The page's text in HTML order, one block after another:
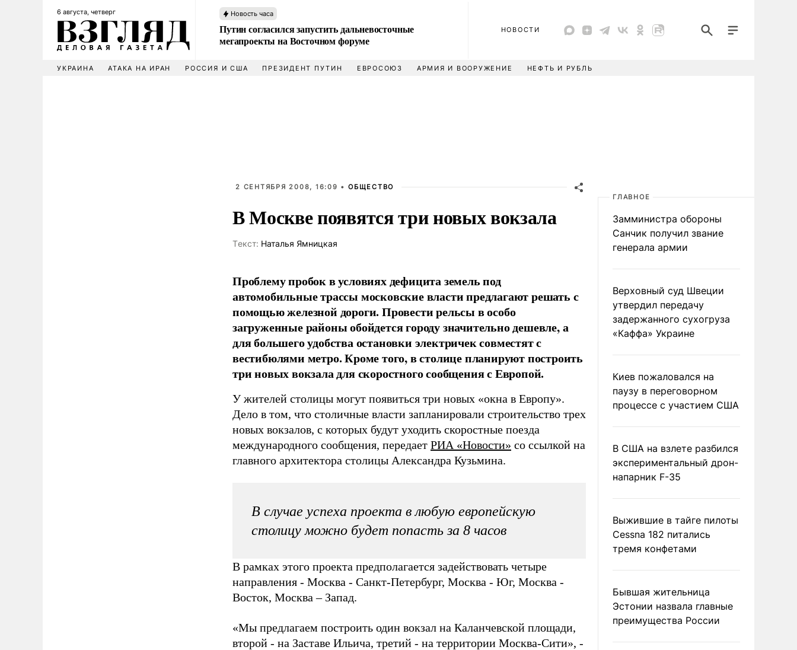
6 августа, четверг Новость часа
Путин согласился запустить дальневосточные
мегапроекты на Восточном форуме
НОВОСТИ
УКРАИНА АТАКА НА ИРАН РОССИЯ И США ПРЕЗИДЕНТ ПУТИН ЕВРОСОЮЗ АРМИЯ И ВООРУЖЕНИЕ НЕФТЬ И РУБЛЬ
2 СЕНТЯБРЯ 2008, 16:09 • ОБЩЕСТВО
В Москве появятся три новых вокзала
Tекст: Наталья Ямницкая
Проблему пробок в условиях дефицита земель под
автомобильные трассы московские власти предлагают решать с
помощью железной дороги. Провести рельсы в особо
загруженные районы обойдется городу значительно дешевле, а
для большего удобства остановки электричек совместят с
вестибюлями метро. Кроме того, в столице планируют построить
три новых вокзала для скоростного сообщения с Европой.
У жителей столицы могут появиться три новых «окна в Европу».
Дело в том, что столичные власти запланировали строительство трех
новых вокзалов, с которых будут уходить скоростные поезда
международного сообщения, передает РИА «Новости» со ссылкой на
главного архитектора столицы Александра Кузьмина.
В случае успеха проекта в любую европейскую
столицу можно будет попасть за 8 часов
В рамках этого проекта предполагается задействовать четыре
направления - Москва - Санкт-Петербург, Москва - Юг, Москва -
Восток, Москва – Запад.
«Мы предлагаем построить один вокзал на Каланчевской площади,
второй - на Заставе Ильича, третий - на территории Москва-Сити», -
ГЛАВНОЕ
Замминистра обороны
Санчик получил звание
генерала армии
Верховный суд Швеции
утвердил передачу
задержанного сухогруза
«Каффа» Украине
Киев пожаловался на
паузу в переговорном
процессе с участием США
В США на взлете разбился
экспериментальный дрон-
напарник F-35
Выжившие в тайге пилоты
Cessna 182 питались
тремя конфетами
Бывшая жительница
Эстонии назвала главные
преимущества России